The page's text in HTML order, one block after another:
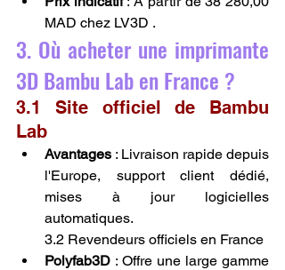
MAD chez LV3D .
3. Où acheter une imprimante
3D Bambu Lab en France ?
3.1 Site officiel de Bambu
Lab
Avantages : Livraison rapide depuis
l'Europe, support client dédié,
mises à jour logicielles
automatiques.
3.2 Revendeurs officiels en France
Polyfab3D : Offre une large gamme